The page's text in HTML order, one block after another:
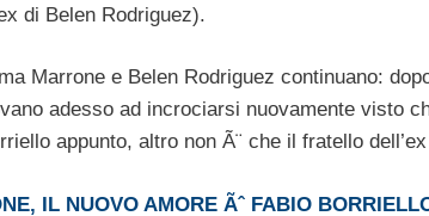
di Belen Rodriguez).
Marrone e Belen Rodriguez continuano:
adesso ad incrociarsi nuovamente visto
appunto, altro non Ã¨ che il fratello
IL NUOVO AMORE Ãˆ FABIO